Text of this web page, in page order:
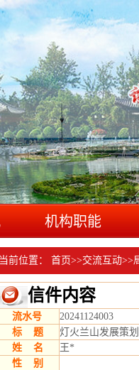
机构职能
当前位置： 首页>>交流互动>>
信件内容
流水号
20241124003
标 题
灯火兰山发展策
姓 名
王*
性 别